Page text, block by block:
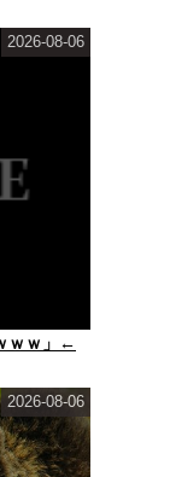
ｗｗ」←
2026-08-06
2026-08-06